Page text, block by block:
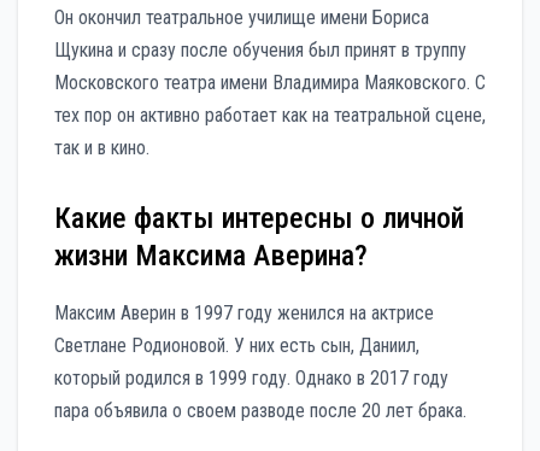
Он окончил театральное училище имени Бориса
Щукина и сразу после обучения был принят в труппу
Московского театра имени Владимира Маяковского. С
тех пор он активно работает как на театральной сцене,
так и в кино.
Какие факты интересны о личной
жизни Максима Аверина?
Максим Аверин в 1997 году женился на актрисе
Светлане Родионовой. У них есть сын, Даниил,
который родился в 1999 году. Однако в 2017 году
пара объявила о своем разводе после 20 лет брака.